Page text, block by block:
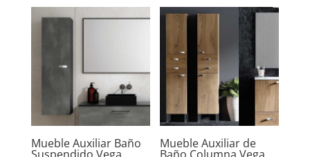
Mueble Auxiliar Baño Mueble Auxiliar de